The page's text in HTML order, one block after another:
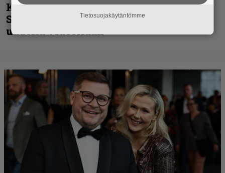
Kunnianosoitus hyiselle Pohjolalle –
Shining hyppäsi keskelle kinoksia
uudella videollaan
Tietosuojakäytäntömme